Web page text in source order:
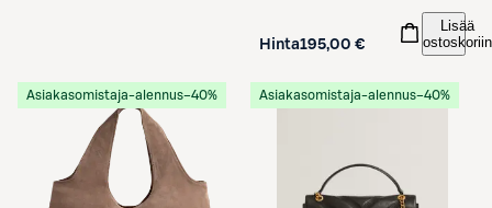
Hinta195,00 €
Lisää
ostoskoriin
Asiakasomistaja-alennus−40% Asiakasomistaja-alennus−40%